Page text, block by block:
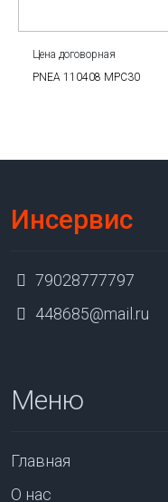
Цена договорная
PNEA 110408 MPC30
Инсервис
79028777797
448685@mail.ru
Меню
Главная
О нас